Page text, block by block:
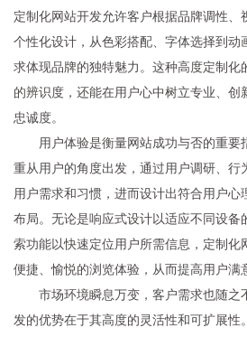
定制化网站开发允许客户根据品牌调性、
个性化设计，从色彩搭配、字体选择到动
求体现品牌的独特魅力。这种高度定制化
的辨识度，还能在用户心中树立专业、创
忠诚度。
用户体验是衡量网站成功与否的重要
重从用户的角度出发，通过用户调研、行
用户需求和习惯，进而设计出符合用户心
布局。无论是响应式设计以适应不同设备
索功能以快速定位用户所需信息，定制化
便捷、愉悦的浏览体验，从而提高用户满
市场环境瞬息万变，客户需求也随之
发的优势在于其高度的灵活性和可扩展性